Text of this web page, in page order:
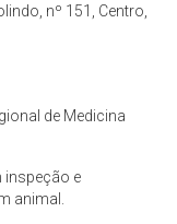
nº 151, Centro,
de Medicina
inspeção e
animal.